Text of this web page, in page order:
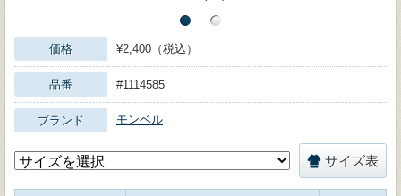
価格 ¥2,400（税込）
品番 #1114585
ブランド モンベル
サイズ表